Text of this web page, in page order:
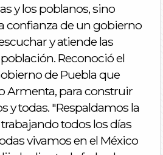
y los poblanos, sino
confianza de un gobierno
y atiende las
Reconoció el
de Puebla que
Armenta, para construir
y todas. "Respaldamos la
todos los días
vivamos en el México